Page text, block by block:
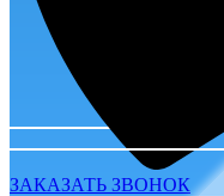
ЗАКАЗАТЬ ЗВОНОК